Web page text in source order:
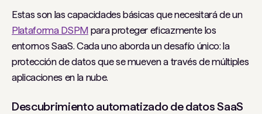
Estas son las capacidades básicas que necesitará de un
Plataforma DSPMpara proteger eficazmente los
entornos SaaS. Cada uno aborda un desafío único: la
protección de datos que se mueven a través de múltiples
aplicaciones en la nube.
Descubrimiento automatizado de datos SaaS